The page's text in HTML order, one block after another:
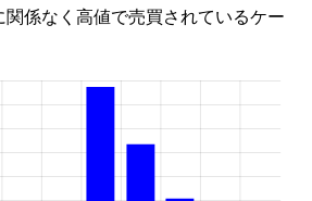
係なく高値で売買されているケー